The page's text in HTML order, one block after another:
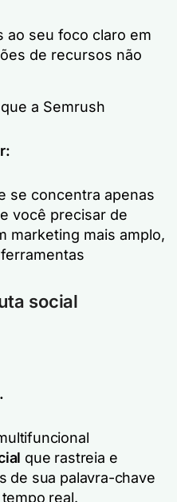
ao seu foco claro em
de recursos não
a Semrush
se concentra apenas
você precisar de
marketing mais amplo,
social
que rastreia e
de sua palavra-chave
real.